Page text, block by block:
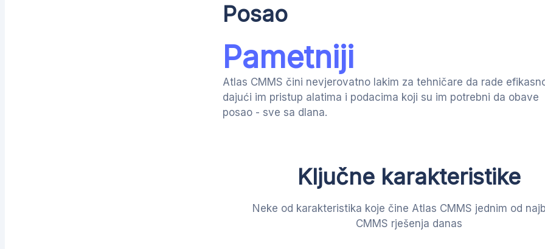
Posao
Pametniji
Atlas CMMS čini nevjerovatno lakim za tehničare da rade
dajući im pristup alatima i podacima koji su im potrebni da obave
posao - sve sa dlana.
Ključne karakteristike
Neke od karakteristika koje čine Atlas CMMS jednim od
CMMS rješenja danas